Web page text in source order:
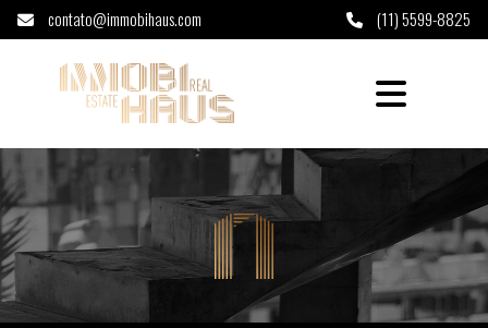
contato@immobihaus.com (11) 5599-8825
Cobertura à venda em Jardim Paulistano -